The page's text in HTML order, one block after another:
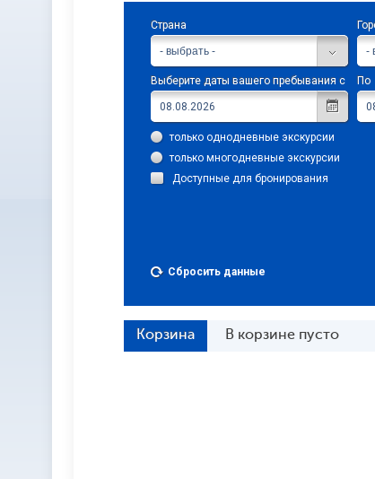
Страна
- выбрать - -
Выберите даты вашего пребывания с По
только однодневные экскурсии
только многодневные экскурсии
Доступные для бронирования
Сбросить данные
Корзина В корзине пусто